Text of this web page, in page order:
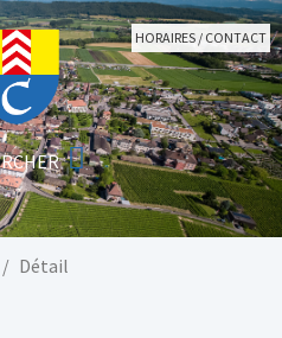
HORAIRES / CONTACT
Détail